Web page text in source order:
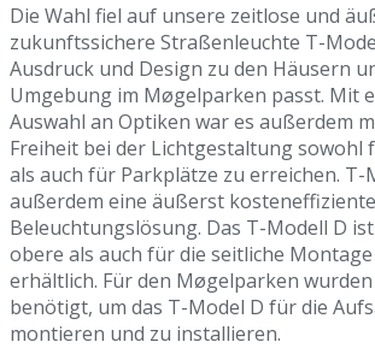
Die Wahl fiel auf unsere zeitlose und
zukunftssichere Straßenleuchte T-
Ausdruck und Design zu den Häusern
Umgebung im Møgelparken passt. Mit
Auswahl an Optiken war es außerdem
Freiheit bei der Lichtgestaltung sowohl
als auch für Parkplätze zu erreichen. T-
außerdem eine äußerst
Beleuchtungslösung. Das T-Modell D
obere als auch für die seitliche
erhältlich. Für den Møgelparken
benötigt, um das T-Model D für die
montieren und zu installieren.